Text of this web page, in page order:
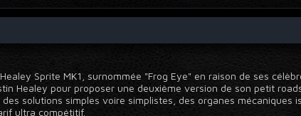
Sprite MK1, surnommée "Frog Eye" en raison de ses
Healey pour proposer une deuxième version de son petit
solutions simples voire simplistes, des organes mécaniques
ultra compétitif.